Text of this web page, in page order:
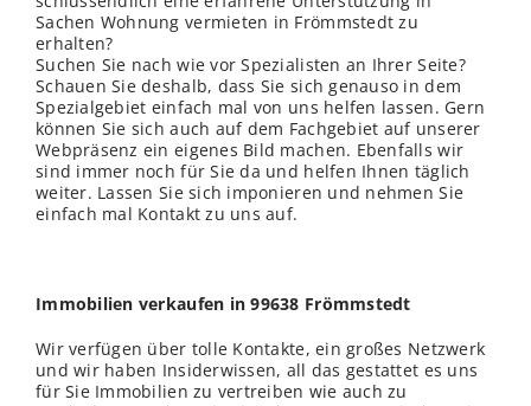
Sachen Wohnung vermieten in Frömmstedt zu
erhalten?
Suchen Sie nach wie vor Spezialisten an Ihrer Seite?
Schauen Sie deshalb, dass Sie sich genauso in dem
Spezialgebiet einfach mal von uns helfen lassen. Gern
können Sie sich auch auf dem Fachgebiet auf unserer
Webpräsenz ein eigenes Bild machen. Ebenfalls wir
sind immer noch für Sie da und helfen Ihnen täglich
weiter. Lassen Sie sich imponieren und nehmen Sie
einfach mal Kontakt zu uns auf.
Immobilien verkaufen in 99638 Frömmstedt
Wir verfügen über tolle Kontakte, ein großes Netzwerk
und wir haben Insiderwissen, all das gestattet es uns
für Sie Immobilien zu vertreiben wie auch zu